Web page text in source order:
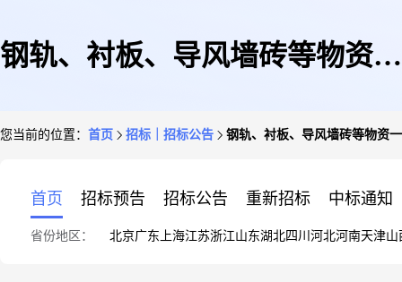
钢轨、衬板、导风墙砖等物资一
您当前的位置： 首页 招标｜招标公告 钢轨、衬板、导风墙砖等物资
首页 招标预告 招标公告 重新招标 中标通知
省份地区： 北京广东 上海江苏浙江山东湖北四川 河北河南天津山